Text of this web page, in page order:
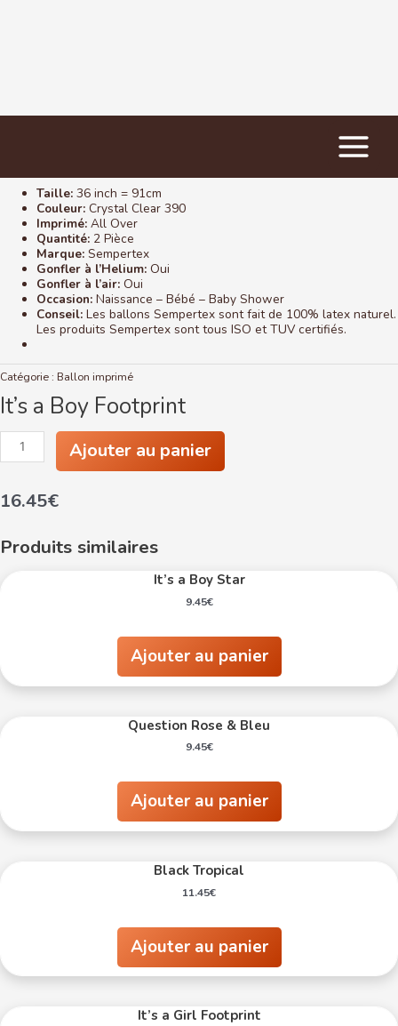
Main
Menu
Taille:36 inch = 91cm
Couleur:Crystal Clear 390
Imprimé:All Over
Quantité: 2 Pièce
Marque: Sempertex
Gonfler à l’Helium:Oui
Gonfler à l’air:Oui
Occasion:Naissance – Bébé – Baby Shower
Conseil:Les ballons Sempertex sont fait de 100% latex naturel.
Les produits Sempertex sont tous ISO et TUV certifiés.
Catégorie : Ballon imprimé
It’s a Boy Footprint
quantité
It's
Boy
Ajouter au panier
16.45€
Produits similaires
It’s a Boy Star
9.45€
Ajouter au panier
Question Rose & Bleu
9.45€
Ajouter au panier
Black Tropical
11.45€
Ajouter au panier
It’s a Girl Footprint